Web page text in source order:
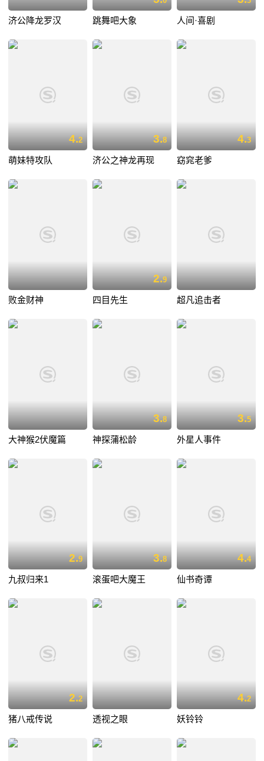
济公降龙罗汉 跳舞吧大象 人间·喜剧
4.2
萌妹特攻队
3.8
济公之神龙再现
4.3
窈窕老爹
败金财神
2.9
四目先生 超凡追击者
大神猴2伏魔篇
3.8
神探蒲松龄
3.5
外星人事件
2.9
九叔归来1
3.8
滚蛋吧大魔王
4.4
仙书奇谭
2.2
猪八戒传说 透视之眼
4.2
妖铃铃